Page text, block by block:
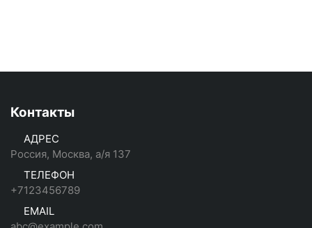
Контакты
АДРЕС
Россия, Москва, а/я 137
ТЕЛЕФОН
+7123456789
EMAIL